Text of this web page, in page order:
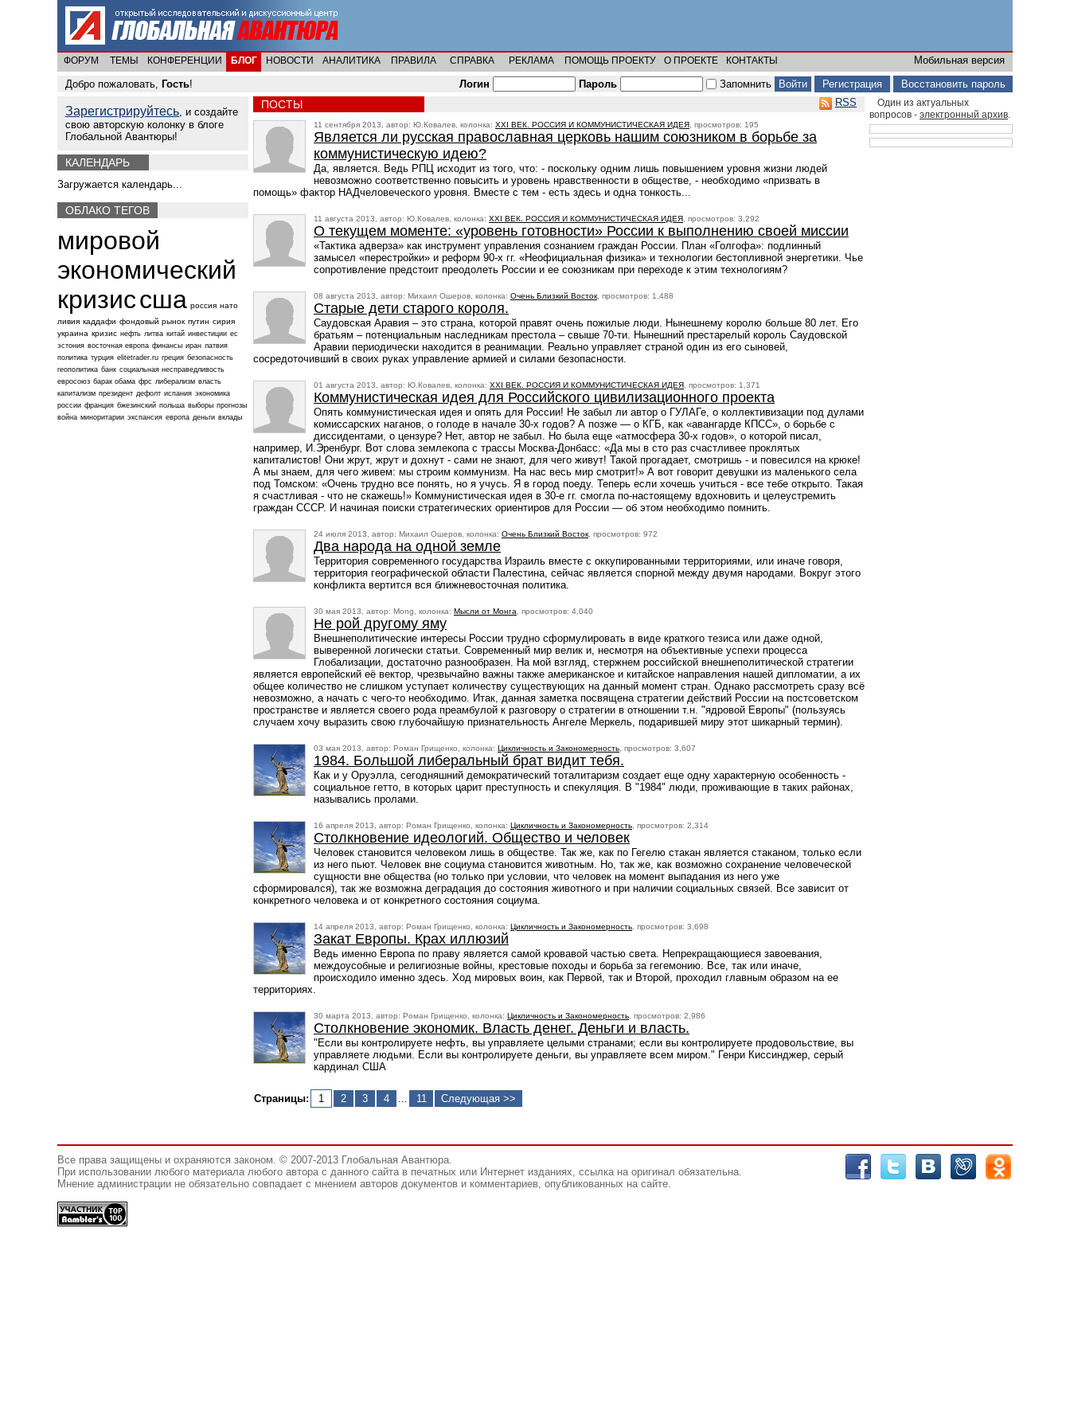
ФОРУМ ТЕМЫ КОНФЕРЕНЦИИ БЛОГ НОВОСТИ АНАЛИТИКА ПРАВИЛА СПРАВКА РЕКЛАМА ПОМОЩЬ ПРОЕКТУ О ПРОЕКТЕ КОНТАКТЫ
Мобильная версия
Добро пожаловать, Гость! Логин Пароль Запомнить Регистрация Восстановить пароль
ПОСТЫ RSS
11 сентября 2013, автор: Ю.Ковалев, колонка: XXI ВЕК. РОССИЯ И КОММУНИСТИЧЕСКАЯ ИДЕЯ , просмотров: 195
Является ли русская православная церковь нашим союзником в борьбе за
коммунистическую идею?
Да, является. Ведь РПЦ исходит из того, что: - поскольку одним лишь повышением уровня жизни людей
невозможно соответственно повысить и уровень нравственности в обществе, - необходимо «призвать в
помощь» фактор НАДчеловеческого уровня. Вместе с тем - есть здесь и одна тонкость...
11 августа 2013, автор: Ю.Ковалев, колонка: XXI ВЕК. РОССИЯ И КОММУНИСТИЧЕСКАЯ ИДЕЯ , просмотров: 3,292
О текущем моменте: «уровень готовности» России к выполнению своей миссии
«Тактика адверза» как инструмент управления сознанием граждан России. План «Голгофа»: подлинный
замысел «перестройки» и реформ 90-х гг. «Неофициальная физика» и технологии беcтопливной энергетики. Чье
сопротивление предстоит преодолеть России и ее союзникам при переходе к этим технологиям?
08 августа 2013, автор: Михаил Ошеров, колонка: Очень Близкий Восток , просмотров: 1,488
Старые дети старого короля.
Саудовская Аравия – это страна, которой правят очень пожилые люди. Нынешнему королю больше 80 лет. Его
братьям – потенциальным наследникам престола – свыше 70-ти. Нынешний престарелый король Саудовской
Аравии периодически находится в реанимации. Реально управляет страной один из его сыновей,
сосредоточивший в своих руках управление армией и силами безопасности.
01 августа 2013, автор: Ю.Ковалев, колонка: XXI ВЕК. РОССИЯ И КОММУНИСТИЧЕСКАЯ ИДЕЯ , просмотров: 1,371
Коммунистическая идея для Российского цивилизационного проекта
Опять коммунистическая идея и опять для России! Не забыл ли автор о ГУЛАГе, о коллективизации под дулами
комиссарских наганов, о голоде в начале 30-х годов? А позже — о КГБ, как «авангарде КПСС», о борьбе с
диссидентами, о цензуре? Нет, автор не забыл. Но была еще «атмосфера 30-х годов», о которой писал,
например, И.Эренбург. Вот слова землекопа с трассы Москва-Донбасс: «Да мы в сто раз счастливее проклятых
капиталистов! Они жрут, жрут и дохнут - сами не знают, для чего живут! Такой прогадает, смотришь - и повесился на крюке!
А мы знаем, для чего живем: мы строим коммунизм. На нас весь мир смотрит!» А вот говорит девушки из маленького села
под Томском: «Очень трудно все понять, но я учусь. Я в город поеду. Теперь если хочешь учиться - все тебе открыто. Такая
я счастливая - что не скажешь!» Коммунистическая идея в 30-е гг. смогла по-настоящему вдохновить и целеустремить
граждан СССР. И начиная поиски стратегических ориентиров для России — об этом необходимо помнить.
24 июля 2013, автор: Михаил Ошеров, колонка: Очень Близкий Восток , просмотров: 972
Два народа на одной земле
Территория современного государства Израиль вместе с оккупированными территориями, или иначе говоря,
территория географической области Палестина, сейчас является спорной между двумя народами. Вокруг этого
конфликта вертится вся ближневосточная политика.
30 мая 2013, автор: Mong, колонка: Мысли от Монга , просмотров: 4,040
Не рой другому яму
Внешнеполитические интересы России трудно сформулировать в виде краткого тезиса или даже одной,
выверенной логически статьи. Современный мир велик и, несмотря на объективные успехи процесса
Глобализации, достаточно разнообразен. На мой взгляд, стержнем российской внешнеполитической стратегии
является европейский её вектор, чрезвычайно важны также американское и китайское направления нашей дипломатии, а их
общее количество не слишком уступает количеству существующих на данный момент стран. Однако рассмотреть сразу всё
невозможно, а начать с чего-то необходимо. Итак, данная заметка посвящена стратегии действий России на постсоветском
пространстве и является своего рода преамбулой к разговору о стратегии в отношении т.н. "ядровой Европы" (пользуясь
случаем хочу выразить свою глубочайшую признательность Ангеле Меркель, подарившей миру этот шикарный термин).
03 мая 2013, автор: Роман Грищенко, колонка: Цикличность и Закономерность , просмотров: 3,607
1984. Большой либеральный брат видит тебя.
Как и у Оруэлла, сегодняшний демократический тоталитаризм создает еще одну характерную особенность -
социальное гетто, в которых царит преступность и спекуляция. В "1984" люди, проживающие в таких районах,
назывались пролами.
16 апреля 2013, автор: Роман Грищенко, колонка: Цикличность и Закономерность , просмотров: 2,314
Столкновение идеологий. Общество и человек
Человек становится человеком лишь в обществе. Так же, как по Гегелю стакан является стаканом, только если
из него пьют. Человек вне социума становится животным. Но, так же, как возможно сохранение человеческой
сущности вне общества (но только при условии, что человек на момент выпадания из него уже
сформировался), так же возможна деградация до состояния животного и при наличии социальных связей. Все зависит от
конкретного человека и от конкретного состояния социума.
14 апреля 2013, автор: Роман Грищенко, колонка: Цикличность и Закономерность , просмотров: 3,698
Закат Европы. Крах иллюзий
Ведь именно Европа по праву является самой кровавой частью света. Непрекращающиеся завоевания,
междоусобные и религиозные войны, крестовые походы и борьба за гегемонию. Все, так или иначе,
происходило именно здесь. Ход мировых воин, как Первой, так и Второй, проходил главным образом на ее
территориях.
30 марта 2013, автор: Роман Грищенко, колонка: Цикличность и Закономерность , просмотров: 2,986
Столкновение экономик. Власть денег. Деньги и власть.
"Если вы контролируете нефть, вы управляете целыми странами; если вы контролируете продовольствие, вы
управляете людьми. Если вы контролируете деньги, вы управляете всем миром." Генри Киссинджер, серый
кардинал США
Страницы: 1 2 3 4 ... 11 Следующая >>
Зарегистрируйтесь, и создайте
свою авторскую колонку в блоге
Глобальной Авантюры!
КАЛЕНДАРЬ
Загружается календарь...
ОБЛАКО ТЕГОВ
мировой
экономический
кризиссша россия нато
ливия каддафи фондовый рынок путин сирия
украина кризис нефть литва китай инвестиции ес
эстония восточная европа финансы иран латвия
политика турция elitetrader.ru греция безопасность
геополитика банк социальная несправедливость
евросоюз барак обама фрс либерализм власть
капитализм президент дефолт испания экономика
россии франция бжезинский польша выборы прогнозы
война миноритарии экспансия европа деньги вклады
Один из актуальных
вопросов - электронный архив.
Все права защищены и охраняются законом. © 2007-2013 Глобальная Авантюра.
При использовании любого материала любого автора с данного сайта в печатных или Интернет изданиях, ссылка на оригинал обязательна.
Мнение администрации не обязательно совпадает с мнением авторов документов и комментариев, опубликованных на сайте.